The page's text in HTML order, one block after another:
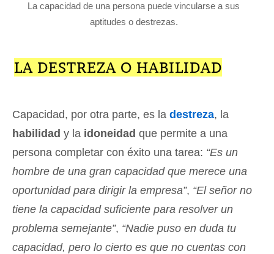
La capacidad de una persona puede vincularse a sus
aptitudes o destrezas.
LA DESTREZA O HABILIDAD
Capacidad, por otra parte, es la destreza, la
habilidad y la idoneidad que permite a una
persona completar con éxito una tarea: “Es un
hombre de una gran capacidad que merece una
oportunidad para dirigir la empresa”, “El señor no
tiene la capacidad suficiente para resolver un
problema semejante”, “Nadie puso en duda tu
capacidad, pero lo cierto es que no cuentas con